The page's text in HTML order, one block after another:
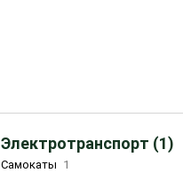
Электротранспорт (1)
Самокаты 1